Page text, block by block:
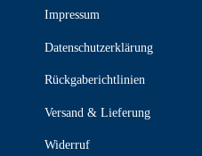
Impressum
Datenschutzerklärung
Rückgaberichtlinien
Versand & Lieferung
Widerruf